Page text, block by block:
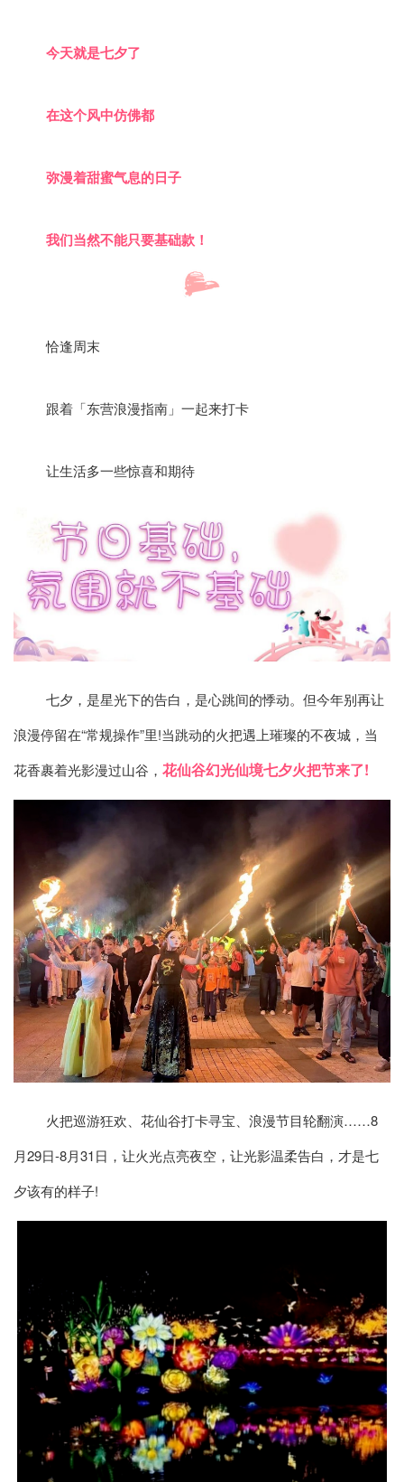
今天就是七夕了
在这个风中仿佛都
弥漫着甜蜜气息的日子
我们当然不能只要基础款！
恰逢周末
跟着「东营浪漫指南」一起来打卡
让生活多一些惊喜和期待
七夕，是星光下的告白，是心跳间的悸动。但今年别再让
浪漫停留在“常规操作”里!当跳动的火把遇上璀璨的不夜城，当
花香裹着光影漫过山谷， 花仙谷幻光仙境七夕火把节来了!
火把巡游狂欢、花仙谷打卡寻宝、浪漫节目轮翻演……8
月29日-8月31日，让火光点亮夜空，让光影温柔告白，才是七
夕该有的样子!